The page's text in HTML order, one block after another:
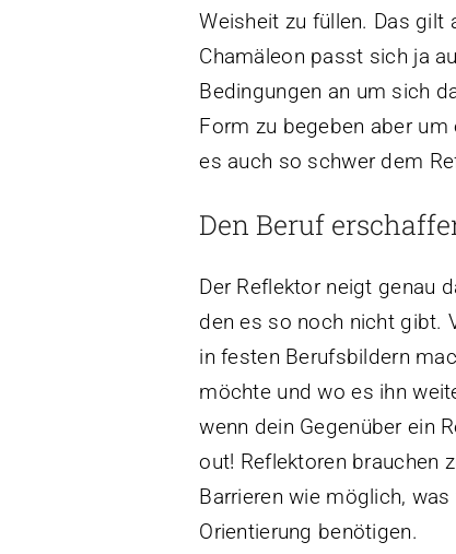
Weisheit zu füllen. Das gilt
Chamäleon passt sich ja
Bedingungen an um sich
Form zu begeben aber um
es auch so schwer dem
Den Beruf
Der Reflektor neigt genau
den es so noch nicht gibt.
in festen Berufsbildern
möchte und wo es ihn
wenn dein Gegenüber ein
out! Reflektoren brauchen
Barrieren wie möglich,
Orientierung benötigen.